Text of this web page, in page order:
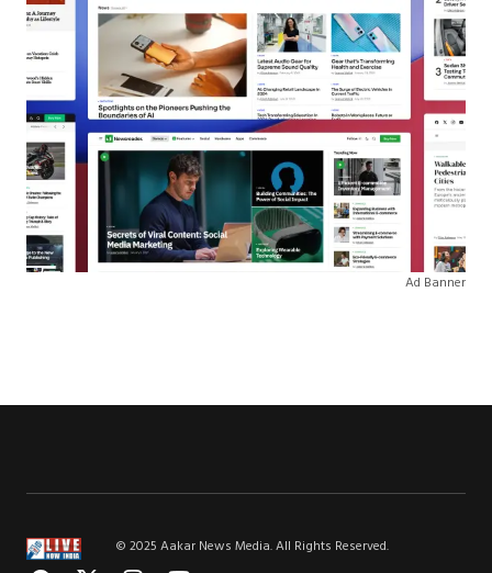
Ad Banner
© 2025 Aakar News Media. All Rights Reserved.